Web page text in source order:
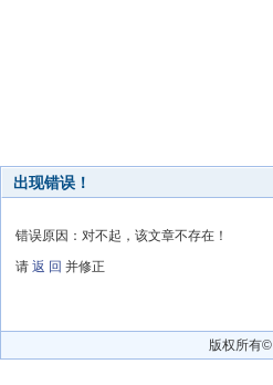
出现错误！
错误原因：对不起，该文章不存在！
请 返 回 并修正
版权所有©